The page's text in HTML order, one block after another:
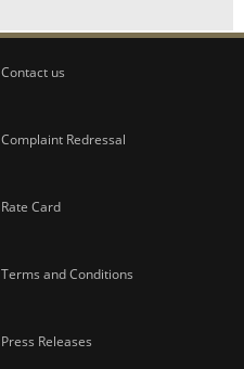
Contact us
Complaint Redressal
Rate Card
Terms and Conditions
Press Releases